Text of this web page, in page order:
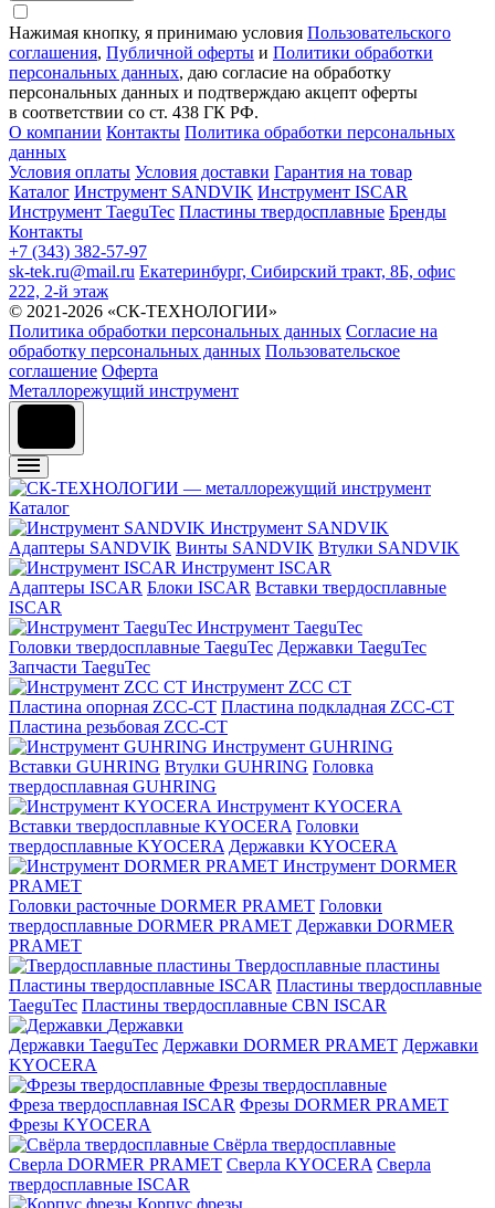
Нажимая кнопку, я принимаю условия Пользовательского
соглашения, Публичной оферты и Политики обработки
персональных данных, даю согласие на обработку
персональных данных и подтверждаю акцепт оферты
в соответствии со ст. 438 ГК РФ.
О компании Контакты Политика обработки персональных
данных
Условия оплаты Условия доставки Гарантия на товар
Каталог Инструмент SANDVIK Инструмент ISCAR
Инструмент TaeguTec Пластины твердосплавные Бренды
Контакты
+7 (343) 382-57-97
sk-tek.ru@mail.ru Екатеринбург, Сибирский тракт, 8Б, офис
222, 2-й этаж
© 2021-2026 «СК-ТЕХНОЛОГИИ»
Политика обработки персональных данных Согласие на
обработку персональных данных Пользовательское
соглашение Оферта
Металлорежущий инструмент
Каталог
Инструмент SANDVIK
Адаптеры SANDVIK Винты SANDVIK Втулки SANDVIK
Инструмент ISCAR
Адаптеры ISCAR Блоки ISCAR Вставки твердосплавные
ISCAR
Инструмент TaeguTec
Головки твердосплавные TaeguTec Державки TaeguTec
Запчасти TaeguTec
Инструмент ZCС CT
Пластина опорная ZCC-CT Пластина подкладная ZCC-CT
Пластина резьбовая ZCC-CT
Инструмент GUHRING
Вставки GUHRING Втулки GUHRING Головка
твердосплавная GUHRING
Инструмент KYOCERA
Вставки твердосплавные KYOCERA Головки
твердосплавные KYOCERA Державки KYOCERA
Инструмент DORMER
PRAMET
Головки расточные DORMER PRAMET Головки
твердосплавные DORMER PRAMET Державки DORMER
PRAMET
Твердосплавные пластины
Пластины твердосплавные ISCAR Пластины твердосплавные
TaeguTec Пластины твердосплавные CBN ISCAR
Державки
Державки TaeguTec Державки DORMER PRAMET Державки
KYOCERA
Фрезы твердосплавные
Фреза твердосплавная ISCAR Фрезы DORMER PRAMET
Фрезы KYOCERA
Свёрла твердосплавные
Сверла DORMER PRAMET Сверла KYOCERA Сверла
твердосплавные ISCAR